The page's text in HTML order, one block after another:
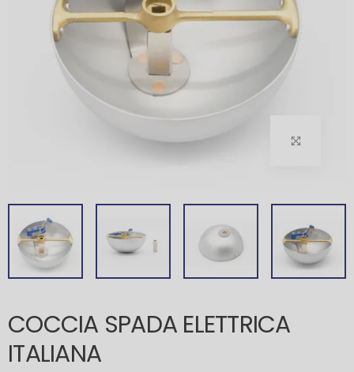
COCCIA SPADA ELETTRICA
ITALIANA